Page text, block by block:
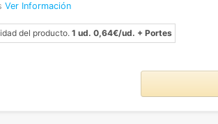
Ver Información
del producto. 1 ud. 0,64€/ud. + Portes